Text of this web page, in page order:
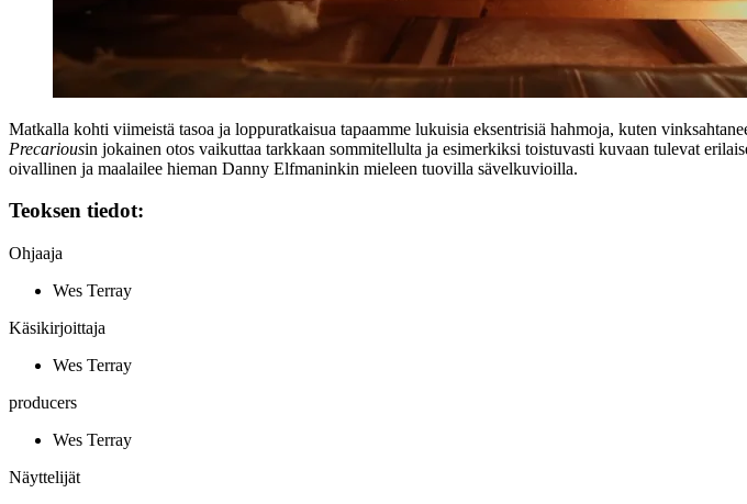
Matkalla kohti viimeistä tasoa ja loppuratkaisua tapaamme lukuisia eksentrisiä hahmoja, kuten
Precariousin jokainen otos vaikuttaa tarkkaan sommitellulta ja esimerkiksi toistuvasti kuvaan tulevat
oivallinen ja maalailee hieman Danny Elfmaninkin mieleen tuovilla sävelkuvioilla.
Teoksen tiedot:
Ohjaaja
Wes Terray
Käsikirjoittaja
Wes Terray
producers
Wes Terray
Näyttelijät